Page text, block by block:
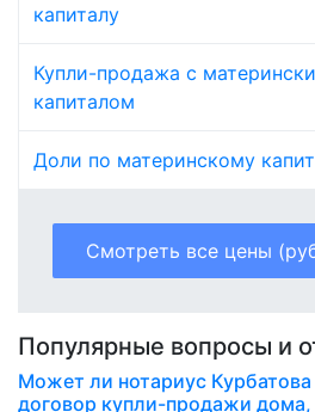
капиталу
Купли-продажа с
капиталом
Доли по материнскому
Смотреть все цены
Популярные вопросы и
Может ли нотариус
договор купли-продажи